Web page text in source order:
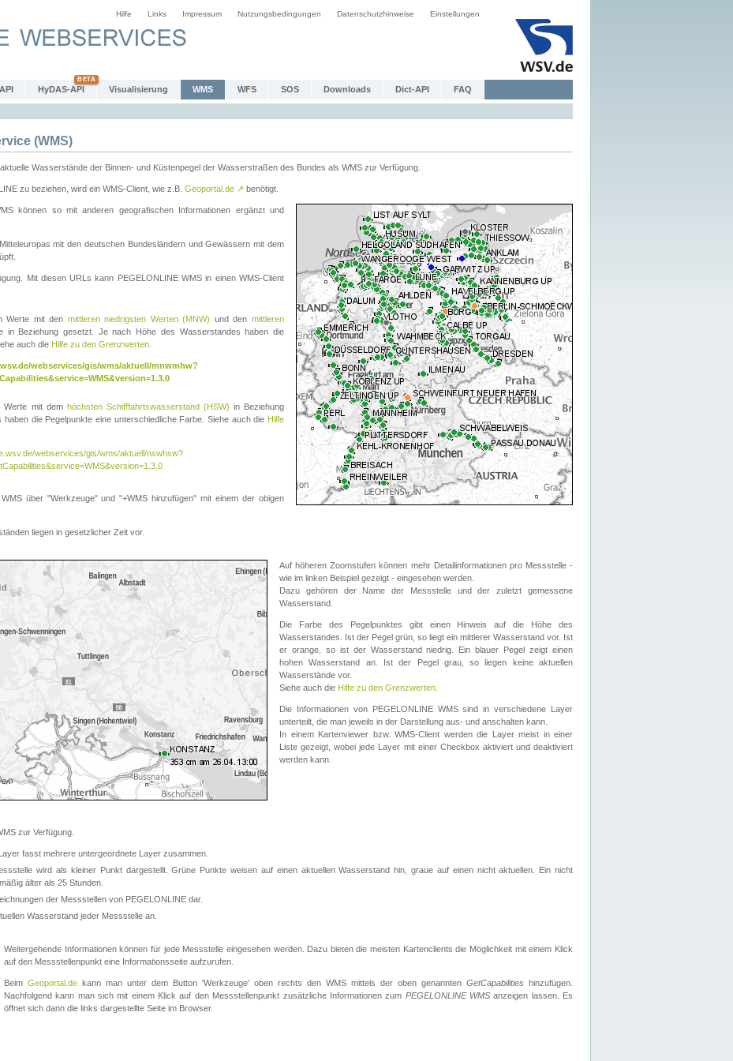
Hilfe Links Impressum Nutzungsbedingungen Datenschutzhinweise Einstellungen
HyDAS-API Visualisierung WMS WFS SOS Downloads Dict-API FAQ
(WMS)
Wasserstände der Binnen- und Küstenpegel der Wasserstraßen des Bundes als WMS zur Verfügung.
zu beziehen, wird ein WMS-Client, wie z.B. Geoportal.de ↗ benötigt.
können so mit anderen geografischen Informationen ergänzt und
mit den deutschen Bundesländern und Gewässern mit dem
Mit diesen URLs kann PEGELONLINE WMS in einen WMS-Client
Werte mit den mittleren niedrigsten Werten (MNW) und denmittleren
in Beziehung gesetzt. Je nach Höhe des Wasserstandes haben die
auch die Hilfe zu den Grenzwerten
webservices/gis/wms/aktuell/mnwmhw?
Werte mit dem höchsten Schifffahrtswasserstand (HSW) in Beziehung
die Pegelpunkte eine unterschiedliche Farbe. Siehe auch die Hilfe
webservices/gis/wms/aktuell/nswhsw?
über "Werkzeuge" und "+WMS hinzufügen" mit einem der obigen
liegen in gesetzlicher Zeit vor.
Auf höheren Zoomstufen können mehr Detailinformationen pro Messstelle -
wie im linken Beispiel gezeigt - eingesehen werden.
Dazu gehören der Name der Messstelle und der zuletzt gemessene
Wasserstand.
Die Farbe des Pegelpunktes gibt einen Hinweis auf die Höhe des
Wasserstandes. Ist der Pegel grün, so liegt ein mittlerer Wasserstand vor. Ist
er orange, so ist der Wasserstand niedrig. Ein blauer Pegel zeigt einen
hohen Wasserstand an. Ist der Pegel grau, so liegen keine aktuellen
Wasserstände vor.
Siehe auch die Hilfe zu den Grenzwerten
Die Informationen von PEGELONLINE WMS sind in verschiedene Layer
unterteilt, die man jeweils in der Darstellung aus- und anschalten kann.
In einem Kartenviewer bzw. WMS-Client werden die Layer meist in einer
Liste gezeigt, wobei jede Layer mit einer Checkbox aktiviert und deaktiviert
werden kann.
zur Verfügung.
fasst mehrere untergeordnete Layer zusammen.
wird als kleiner Punkt dargestellt. Grüne Punkte weisen auf einen aktuellen Wasserstand hin, graue auf einen nicht aktuellen. Ein nicht
älter als 25 Stunden.
der Messstellen von PEGELONLINE dar.
Wasserstand jeder Messstelle an.
Weitergehende Informationen können für jede Messstelle eingesehen werden. Dazu bieten die meisten Kartenclients die Möglichkeit mit einem Klick
auf den Messstellenpunkt eine Informationsseite aufzurufen.
Beim Geoportal.de kann man unter dem Button 'Werkzeuge' oben rechts den WMS mittels der oben genannten GetCapabilities hinzufügen.
Nachfolgend kann man sich mit einem Klick auf den Messstellenpunkt zusätzliche Informationen zum PEGELONLINE WMSanzeigen lassen. Es
öffnet sich dann die links dargestellte Seite im Browser.